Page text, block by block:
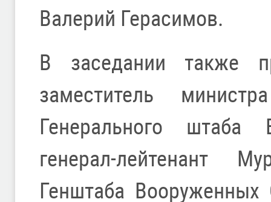
Валерий Герасимов.
В заседании также
заместитель
Генерального штаба
генерал-лейтенант
Генштаба